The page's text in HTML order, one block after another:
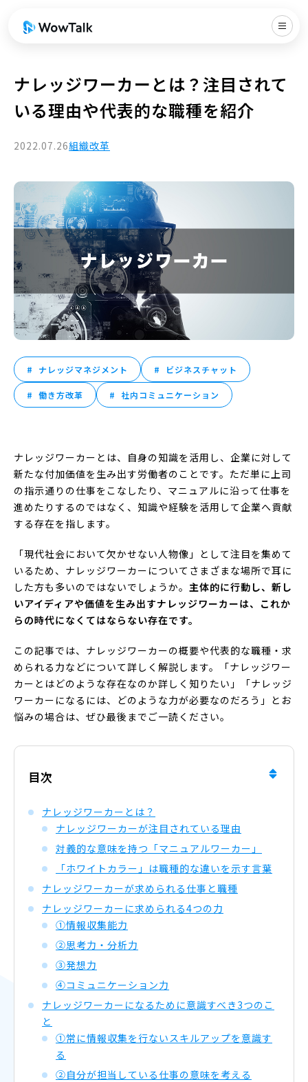
ナレッジワーカーとは？注目されて
いる理由や代表的な職種を紹介
2022.07.26組織改革
ナレッジマネジメント ビジネスチャット
働き方改革 社内コミュニケーション
ナレッジワーカーとは、自身の知識を活用し、企業に対して
新たな付加価値を生み出す労働者のことです。ただ単に上司
の指示通りの仕事をこなしたり、マニュアルに沿って仕事を
進めたりするのではなく、知識や経験を活用して企業へ貢献
する存在を指します。
「現代社会において欠かせない人物像」として注目を集めて
いるため、ナレッジワーカーについてさまざまな場所で耳に
した方も多いのではないでしょうか。 主体的に行動し、新し
いアイディアや価値を生み出すナレッジワーカーは、これか
らの時代になくてはならない存在です。
この記事では、ナレッジワーカーの概要や代表的な職種・求
められる力などについて詳しく解説します。「ナレッジワー
カーとはどのような存在なのか詳しく知りたい」「ナレッジ
ワーカーになるには、どのような力が必要なのだろう」とお
悩みの場合は、ぜひ最後までご一読ください。
目次
ナレッジワーカーとは？
ナレッジワーカーが注目されている理由
対義的な意味を持つ「マニュアルワーカー」
「ホワイトカラー」は職種的な違いを示す言葉
ナレッジワーカーが求められる仕事と職種
ナレッジワーカーに求められる4つの力
①情報収集能力
②思考力・分析力
③発想力
④コミュニケーション力
ナレッジワーカーになるために意識すべき3つのこ
と
①常に情報収集を行ないスキルアップを意識す
る
②自分が担当している仕事の意味を考える